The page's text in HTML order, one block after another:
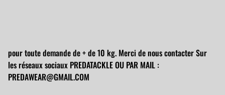
pour toute demande de + de 10 kg. Merci de nous contacter Sur
les réseaux sociaux PREDATACKLE OU PAR MAIL :
PREDAWEAR@GMAIL.COM